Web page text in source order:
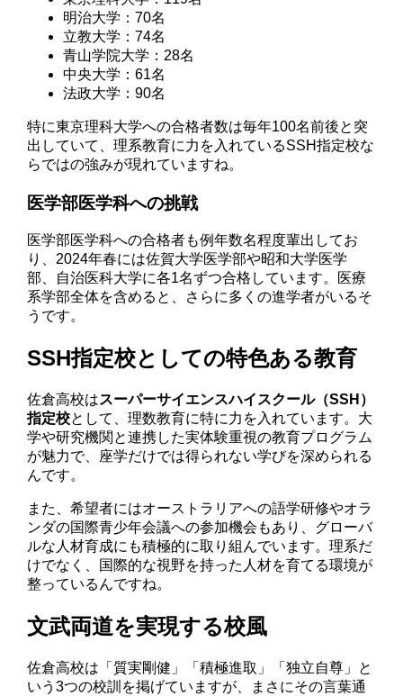
明治大学：70名
立教大学：74名
青山学院大学：28名
中央大学：61名
法政大学：90名
特に東京理科大学への合格者数は毎年100名前後と突
出していて、理系教育に力を入れているSSH指定校な
らではの強みが現れていますね。
医学部医学科への挑戦
医学部医学科への合格者も例年数名程度輩出してお
り、2024年春には佐賀大学医学部や昭和大学医学
部、自治医科大学に各1名ずつ合格しています。医療
系学部全体を含めると、さらに多くの進学者がいるそ
うです。
SSH指定校としての特色ある教育
佐倉高校はスーパーサイエンスハイスクール（SSH）
指定校として、理数教育に特に力を入れています。大
学や研究機関と連携した実体験重視の教育プログラム
が魅力で、座学だけでは得られない学びを深められる
んです。
また、希望者にはオーストラリアへの語学研修やオラ
ンダの国際青少年会議への参加機会もあり、グローバ
ルな人材育成にも積極的に取り組んでいます。理系だ
けでなく、国際的な視野を持った人材を育てる環境が
整っているんですね。
文武両道を実現する校風
佐倉高校は「質実剛健」「積極進取」「独立自尊」と
いう3つの校訓を掲げていますが、まさにその言葉通